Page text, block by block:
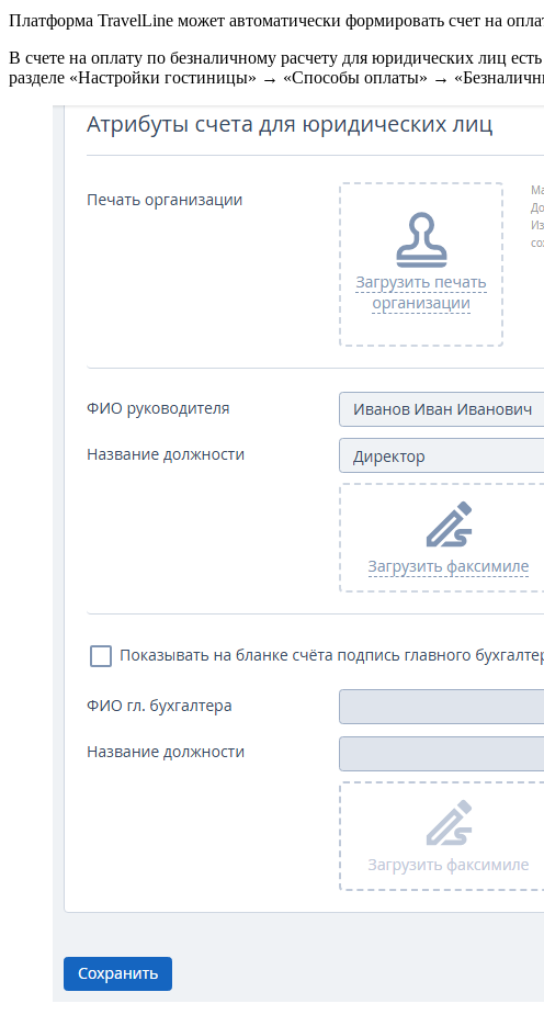
Платформа TravelLine может автоматически формировать счет на
В счете на оплату по безналичному расчету для юридических лиц
разделе «Настройки гостиницы» → «Способы оплаты» →